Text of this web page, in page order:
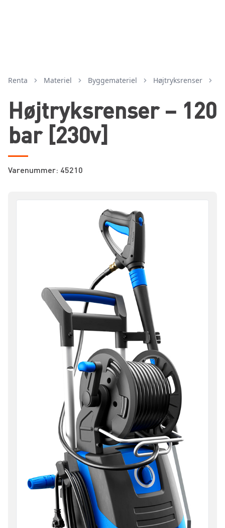
Renta Materiel byggemateriel højtryksrenser
Højtryksrenser – 120
bar [230v]
Varenummer: 45210